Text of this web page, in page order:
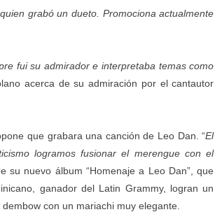
grabó un dueto. Promociona actualmente
fui su admirador e interpretaba temas como
acerca de su admiración por el cantautor
que grabara una canción de Leo Dan. “El
logramos fusionar el merengue con el
su nuevo álbum “Homenaje a Leo Dan”, que
ganador del Latin Grammy, logran un
con un mariachi muy elegante.